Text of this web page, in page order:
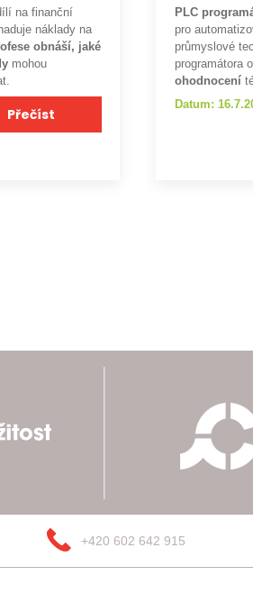
na finanční
náklady na
obnáší, jaké
mohou
Přečíst
PLC
pro
průmyslové
programátora
ohodnocení
Datum:
+420 602 642 915